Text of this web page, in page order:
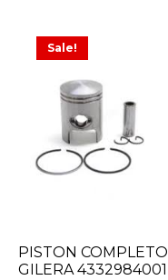
Sale!
PISTON COMPLETO
GILERA 4332984001